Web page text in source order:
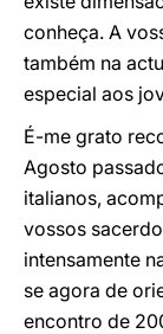
conheça. A
também na
especial aos
É-me grato
Agosto
italianos,
vossos
intensamente
se agora de
encontro de